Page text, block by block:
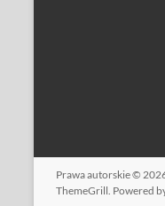
Prawa autorskie ©
ThemeGrill. Powered